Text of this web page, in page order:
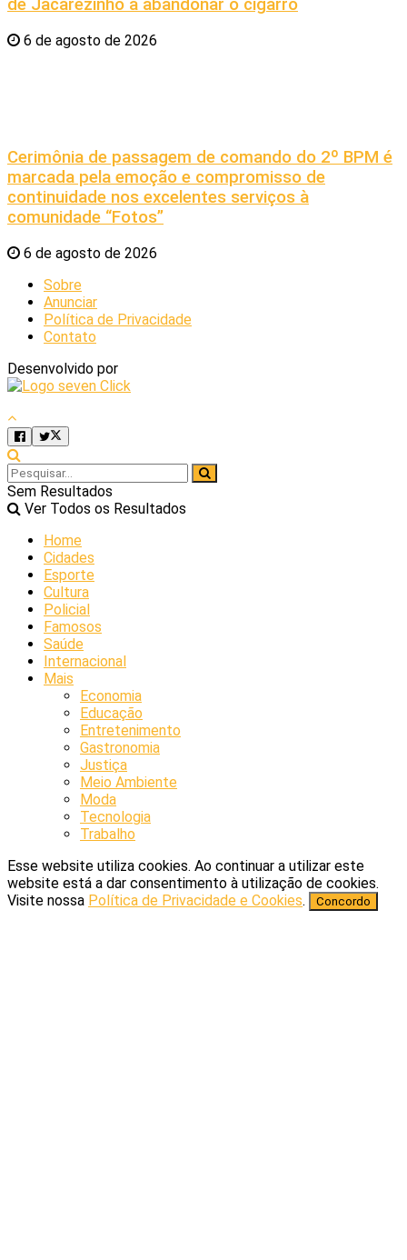
de Jacarezinho a abandonar o cigarro
6 de agosto de 2026
Cerimônia de passagem de comando do 2º BPM é
marcada pela emoção e compromisso de
continuidade nos excelentes serviços à
comunidade “Fotos”
6 de agosto de 2026
Sobre
Anunciar
Política de Privacidade
Contato
Desenvolvido por
Sem Resultados
Ver Todos os Resultados
Home
Cidades
Esporte
Cultura
Policial
Famosos
Saúde
Internacional
Mais
Economia
Educação
Entretenimento
Gastronomia
Justiça
Meio Ambiente
Moda
Tecnologia
Trabalho
Esse website utiliza cookies. Ao continuar a utilizar este
website está a dar consentimento à utilização de cookies.
Visite nossa Política de Privacidade e Cookies. Concordo